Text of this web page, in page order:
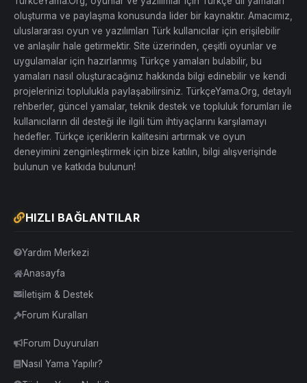
oluşturma ve paylaşma konusunda lider bir kaynaktır. Amacımız,
uluslararası oyun ve yazılımları Türk kullanıcılar için erişilebilir
ve anlaşılır hale getirmektir. Site üzerinden, çeşitli oyunlar ve
uygulamalar için hazırlanmış Türkçe yamaları bulabilir, bu
yamaları nasıl oluşturacağınız hakkında bilgi edinebilir ve kendi
projelerinizi toplulukla paylaşabilirsiniz. TürkçeYama.Org, detaylı
rehberler, güncel yamalar, teknik destek ve topluluk forumları ile
kullanıcıların dil desteği ile ilgili tüm ihtiyaçlarını karşılamayı
hedefler. Türkçe içeriklerin kalitesini artırmak ve oyun
deneyimini zenginleştirmek için bize katılın, bilgi alışverişinde
bulunun ve katkıda bulunun!
HIZLI BAĞLANTILAR
Yardım Merkezi
Anasayfa
İletişim & Destek
Forum Kuralları
Forum Duyuruları
Nasıl Yama Yapılır?